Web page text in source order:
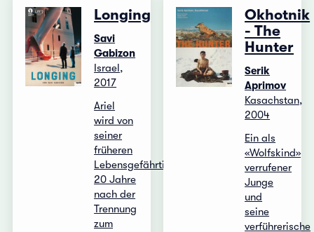
Longing
Savi
Gabizon
Israel,
2017
Ariel
wird von
seiner
früheren
Lebensgefährtin
20 Jahre
nach der
Trennung
zum
Okhotnik
- The
Hunter
Serik
Aprimov
Kasachstan,
2004
Ein als
«Wolfskind»
verrufener
Junge
und
seine
verführerische